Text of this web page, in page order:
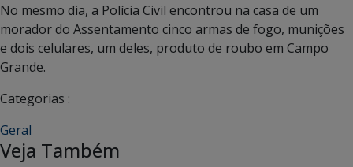
No mesmo dia, a Polícia Civil encontrou na casa de um
morador do Assentamento cinco armas de fogo, munições
e dois celulares, um deles, produto de roubo em Campo
Grande.
Categorias :
Geral
Veja Também